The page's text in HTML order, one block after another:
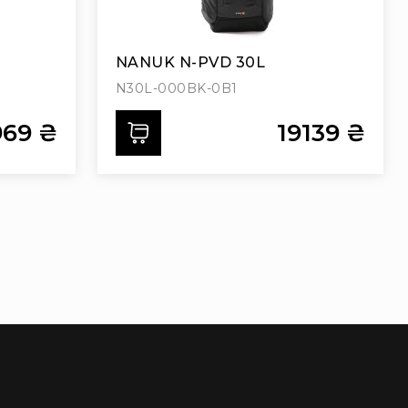
₴
NANUK N-PVD 30L
N30L-000BK-0B1
19139 ₴
page